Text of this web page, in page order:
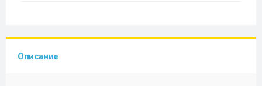
Описание